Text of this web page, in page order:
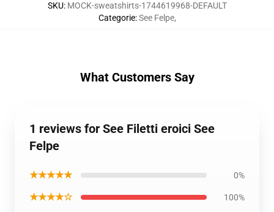
SKU: MOCK-sweatshirts-1744619968-DEFAULT
Categorie:See Felpe,
What Customers Say
1 reviews for See Filetti eroici See
Felpe
★★★★★ 0%
★★★★☆ 100%